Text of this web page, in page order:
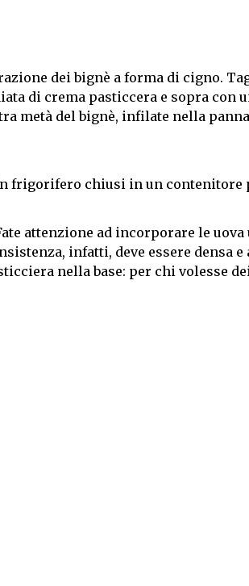
dei bignè a forma di cigno.
di crema pasticcera e sopra con
metà del bignè, infilate nella
frigorifero chiusi in un contenitore
attenzione ad incorporare le uova
infatti, deve essere densa e
nella base: per chi volesse